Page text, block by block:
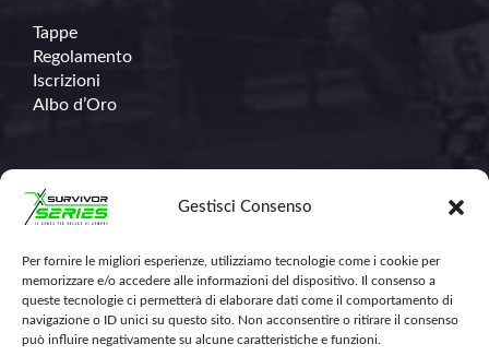
Gestisci Consenso
Per fornire le migliori esperienze, utilizziamo tecnologie come i cookie per
memorizzare e/o accedere alle informazioni del dispositivo. Il consenso a
queste tecnologie ci permetterà di elaborare dati come il comportamento di
navigazione o ID unici su questo sito. Non acconsentire o ritirare il consenso
può influire negativamente su alcune caratteristiche e funzioni.
Tappe
Regolamento
Iscrizioni
Albo d’Oro
Contatti
348.671.1368
info@survivorseriescross.run